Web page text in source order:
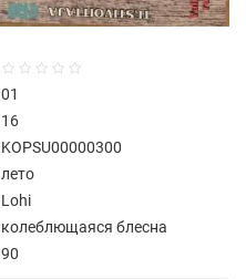
01
16
KOPSU00000300
лето
Lohi
колеблющаяся блесна
90